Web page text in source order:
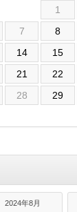
1
7 8
14 15
21 22
28 29
2024年8月